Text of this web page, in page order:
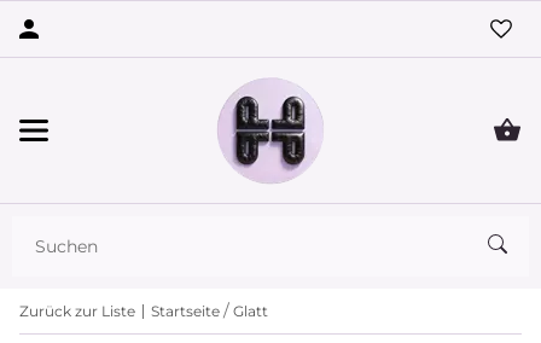
Zurück zur Liste Startseite Glatt